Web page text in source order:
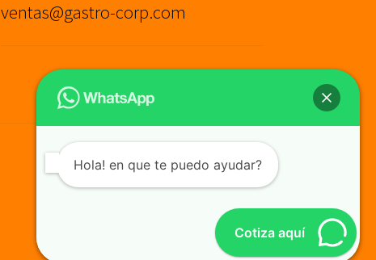
ventas@gastro-corp.com
Hola! en que te puedo ayudar?
Cotiza aquí